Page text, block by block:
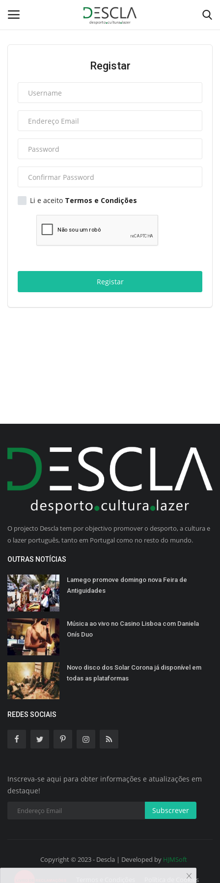
...by Descla
Desporto
Sobre Nós
Educação
Estatuto Editorial
Ficha técnica
Registar
Li e aceito Termos e Condições
Registar
O projecto Descla tem por objectivo promover o desporto, a cultura e
o lazer português, tanto em Portugal como no resto do mundo.
OUTRAS NOTÍCIAS
Lamego promove domingo nova Feira de
Antiguidades
Música ao vivo no Casino Lisboa com Daniela
Onís Duo
Novo disco dos Solar Corona já disponível em
todas as plataformas
REDES SOCIAIS
Inscreva-se aqui para obter informações e atualizações em
destaque!
Subscrever
Copyright © 2023 - Descla | Developed by HJMSoft
Política de Cookies